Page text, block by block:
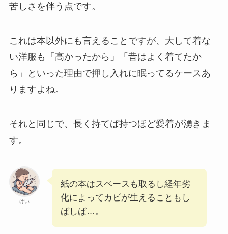
苦しさを伴う点です。
これは本以外にも言えることですが、大して着な
い洋服も「高かったから」「昔はよく着てたか
ら」といった理由で押し入れに眠ってるケースあ
りますよね。
それと同じで、長く持てば持つほど愛着が湧きま
す。
けい
紙の本はスペースも取るし経年劣
化によってカビが生えることもし
ばしば…。